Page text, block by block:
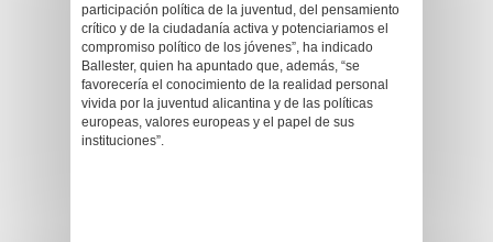
participación política de la juventud, del pensamiento
crítico y de la ciudadanía activa y potenciariamos el
compromiso político de los jóvenes”, ha indicado
Ballester, quien ha apuntado que, además, “se
favorecería el conocimiento de la realidad personal
vivida por la juventud alicantina y de las políticas
europeas, valores europeas y el papel de sus
instituciones”.